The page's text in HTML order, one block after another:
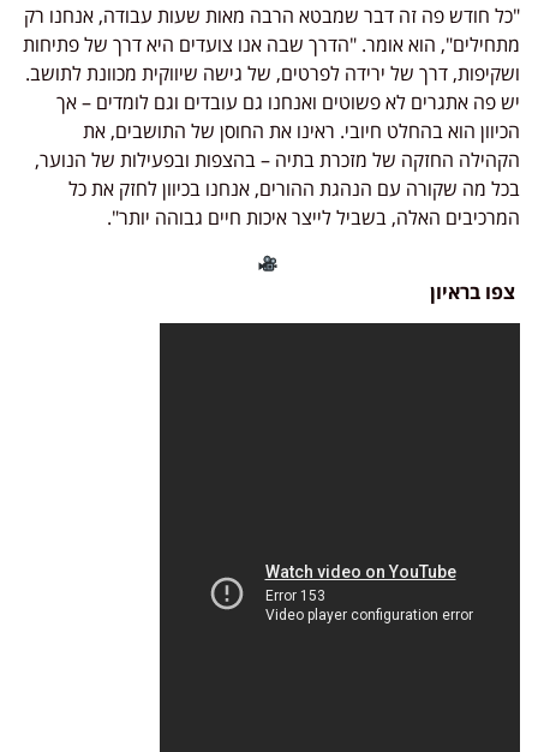
חודש פה זה דבר שמבטא הרבה מאות שעות עבודה, אנחנו רק
הוא אומר. "הדרך שבה אנו צועדים היא דרך של פתיחות
דרך של ירידה לפרטים, של גישה שיווקית מכוונת לתושב.
פה אתגרים לא פשוטים ואנחנו גם עובדים וגם לומדים – אך
הוא בהחלט חיובי. ראינו את החוסן של התושבים, את
החזקה של מזכרת בתיה – בהצפות ובפעילות של הנוער,
מה שקורה עם הנהגת ההורים, אנחנו בכיוון לחזק את כל
האלה, בשביל לייצר איכות חיים גבוהה יותר".
בראיון